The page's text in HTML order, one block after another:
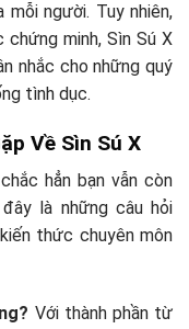
người. Tuy nhiên,
minh, Sìn Sú X
nhắc cho những quý
tình dục.
Về Sìn Sú X
hẳn bạn vẫn còn
là những câu hỏi
thức chuyên môn
Với thành phần từ